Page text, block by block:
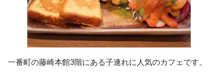
一番町の藤崎本館3階にある子連れに人気のカフェです。